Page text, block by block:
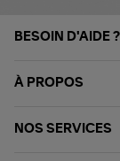
BESOIN D'AIDE ?
À PROPOS
NOS SERVICES